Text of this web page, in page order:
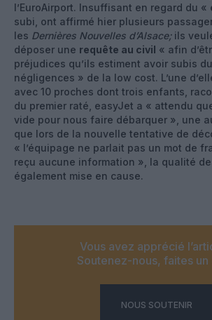
l’EuroAirport. Insuffisant en regard du «
subi, ont affirmé hier plusieurs
les Dernières Nouvelles d’Alsace; ils
déposer une requête au civil « afin
préjudices qu’ils estiment avoir subis
négligences » de la low cost. L’une
avec 10 proches dont trois enfants,
du premier raté, easyJet a « attendu
vide pour nous faire débarquer », une
que lors de la nouvelle tentative de
« l’équipage ne parlait pas un mot de
reçu aucune information », la qualité
également mise en cause.
Vous avez apprécié
Soutenez-nous, faites un
NOUS SOUTENIR